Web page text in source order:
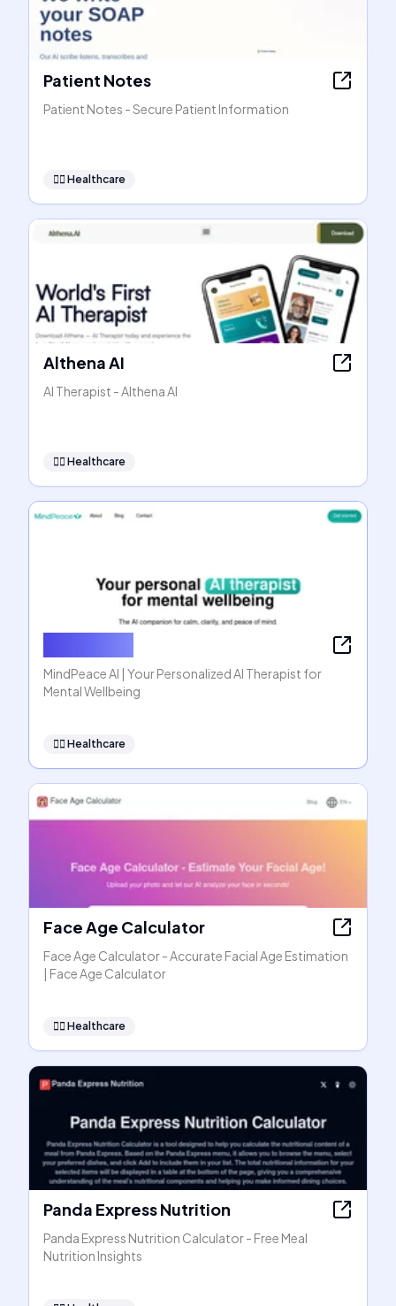
Patient Notes
Patient Notes - Secure Patient Information
👩‍⚕️ Healthcare
Althena AI
AI Therapist - Althena AI
👩‍⚕️ Healthcare
MindPeace AI | Your Personalized AI Therapist for
Mental Wellbeing
👩‍⚕️ Healthcare
Face Age Calculator
Face Age Calculator - Accurate Facial Age Estimation
| Face Age Calculator
👩‍⚕️ Healthcare
Panda Express Nutrition
Panda Express Nutrition Calculator - Free Meal
Nutrition Insights